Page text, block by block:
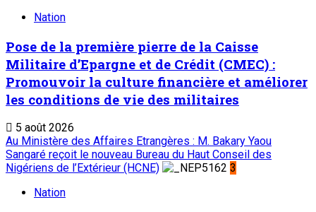
Nation
Pose de la première pierre de la Caisse
Militaire d’Epargne et de Crédit (CMEC) :
Promouvoir la culture financière et améliorer
les conditions de vie des militaires
5 août 2026
Au Ministère des Affaires Etrangères : M. Bakary Yaou
Sangaré reçoit le nouveau Bureau du Haut Conseil des
Nigériens de l’Extérieur (HCNE)
3
Nation